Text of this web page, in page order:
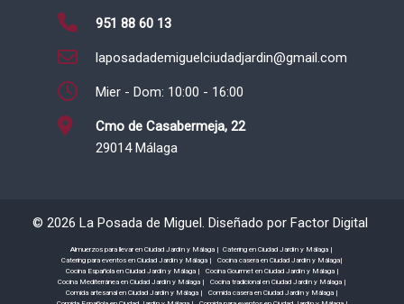
951 88 60 13
laposadademiguelciudadjardin@gmail.com
Mier - Dom: 10:00 - 16:00
Cmo de Casabermeja, 22
29014 Málaga
©2026 La Posada de Miguel. Diseñado por Factor Digital
Almuerzos para llevar en Ciudad Jardín y Málaga | Catering en Ciudad Jardín y Málaga |
Catering para eventos en Ciudad Jardín y Málaga |
Cocina casera en Ciudad Jardín y Málaga|
Cocina Española en Ciudad Jardín y Málaga |
Cocina Gourmet en Ciudad Jardín y Málaga |
Cocina Mediterránea en Ciudad Jardín y Málaga |
Cocina tradicional en Ciudad Jardín y Málaga |
Comida artesanal en Ciudad Jardín y Málaga |
Comida casera en Ciudad Jardín y Málaga |